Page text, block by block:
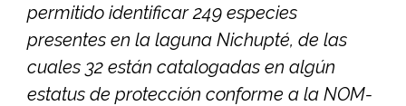
permitido identificar 249 especies
presentes en la laguna Nichupté, de las
cuales 32 están catalogadas en algún
estatus de protección conforme a la NOM-